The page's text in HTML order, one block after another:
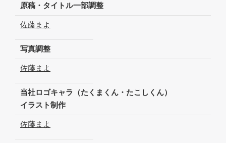
原稿・タイトル一部調整
佐藤まよ
写真調整
佐藤まよ
当社ロゴキャラ（たくまくん・たこしくん）
イラスト制作
佐藤まよ